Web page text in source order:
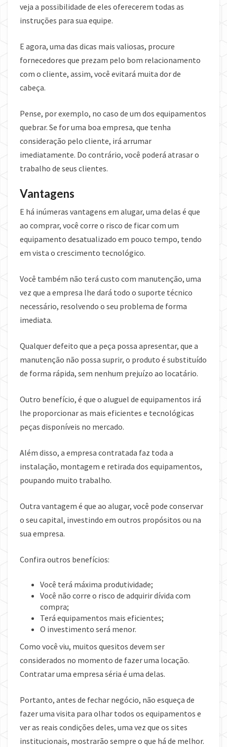
veja a possibilidade de eles oferecerem todas as
instruções para sua equipe.
E agora, uma das dicas mais valiosas, procure
fornecedores que prezam pelo bom relacionamento
com o cliente, assim, você evitará muita dor de
cabeça.
Pense, por exemplo, no caso de um dos equipamentos
quebrar. Se for uma boa empresa, que tenha
consideração pelo cliente, irá arrumar
imediatamente. Do contrário, você poderá atrasar o
trabalho de seus clientes.
Vantagens
E há inúmeras vantagens em alugar, uma delas é que
ao comprar, você corre o risco de ficar com um
equipamento desatualizado em pouco tempo, tendo
em vista o crescimento tecnológico.
Você também não terá custo com manutenção, uma
vez que a empresa lhe dará todo o suporte técnico
necessário, resolvendo o seu problema de forma
imediata.
Qualquer defeito que a peça possa apresentar, que a
manutenção não possa suprir, o produto é substituído
de forma rápida, sem nenhum prejuízo ao locatário.
Outro benefício, é que o aluguel de equipamentos irá
lhe proporcionar as mais eficientes e tecnológicas
peças disponíveis no mercado.
Além disso, a empresa contratada faz toda a
instalação, montagem e retirada dos equipamentos,
poupando muito trabalho.
Outra vantagem é que ao alugar, você pode conservar
o seu capital, investindo em outros propósitos ou na
sua empresa.
Confira outros benefícios:
Você terá máxima produtividade;
Você não corre o risco de adquirir dívida com
compra;
Terá equipamentos mais eficientes;
O investimento será menor.
Como você viu, muitos quesitos devem ser
considerados no momento de fazer uma locação.
Contratar uma empresa séria é uma delas.
Portanto, antes de fechar negócio, não esqueça de
fazer uma visita para olhar todos os equipamentos e
ver as reais condições deles, uma vez que os sites
institucionais, mostrarão sempre o que há de melhor.